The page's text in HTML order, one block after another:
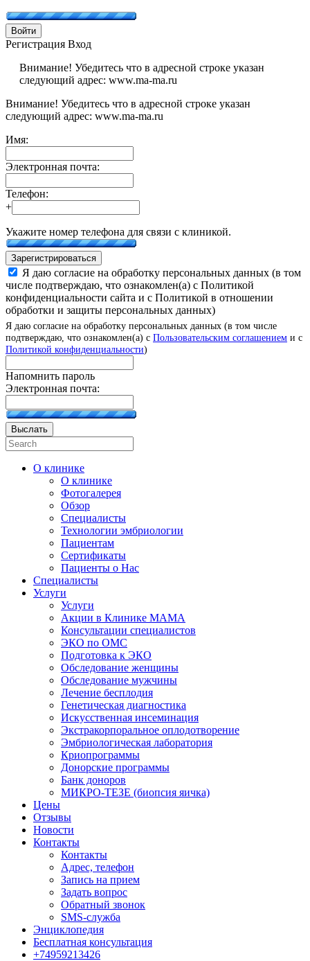
Войти
Регистрация Вход
Внимание! Убедитесь что в адресной строке указан
следующий адрес: www.ma-ma.ru
Внимание! Убедитесь что в адресной строке указан
следующий адрес: www.ma-ma.ru
Имя:
Электронная почта:
Телефон:
+
Укажите номер телефона для связи с клиникой.
Зарегистрироваться
Я даю согласие на обработку персональных данных (в том
числе подтверждаю, что ознакомлен(а) с Политикой
конфиденциальности сайта и с Политикой в отношении
обработки и защиты персональных данных)
Я даю согласие на обработку персональных данных (в том числе
подтверждаю, что ознакомлен(а) с Пользовательским соглашением и с
Политикой конфиденциальности)
Напомнить пароль
Электронная почта:
Выслать
О клинике
О клинике
Фотогалерея
Обзор
Специалисты
Технологии эмбриологии
Пациентам
Сертификаты
Пациенты о Нас
Специалисты
Услуги
Услуги
Акции в Клинике МАМА
Консультации специалистов
ЭКО по ОМС
Подготовка к ЭКО
Обследование женщины
Обследование мужчины
Лечение бесплодия
Генетическая диагностика
Искусственная инсеминация
Экстракорпоральное оплодотворение
Эмбриологическая лаборатория
Криопрограммы
Донорские программы
Банк доноров
МИКРО-ТЕЗЕ (биопсия яичка)
Цены
Отзывы
Новости
Контакты
Контакты
Адрес, телефон
Запись на прием
Задать вопрос
Обратный звонок
SMS-служба
Энциклопедия
Бесплатная консультация
+74959213426